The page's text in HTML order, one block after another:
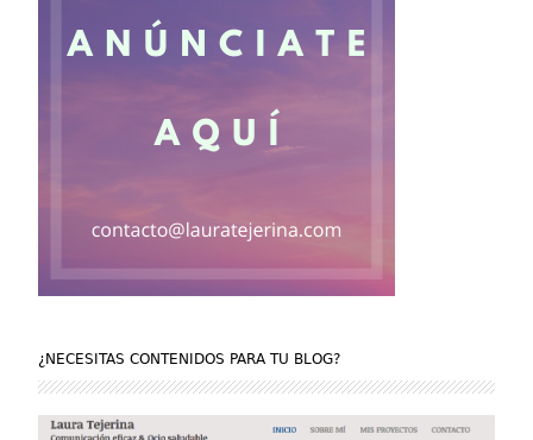
¿NECESITAS CONTENIDOS PARA TU BLOG?